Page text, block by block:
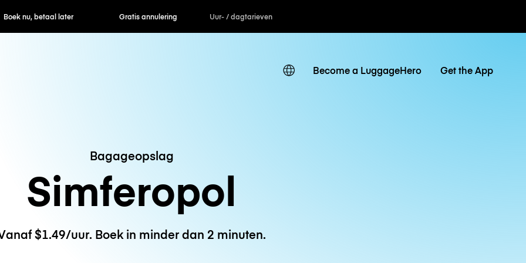
nu, betaal later Gratis annulering Uur- / dagtarieven
Become a LuggageHero Get the App
Bagageopslag
Simferopol
$1.49/uur. Boek in minder dan 2 minuten.